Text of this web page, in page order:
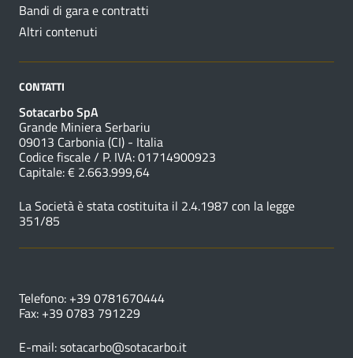
Bandi di gara e contratti
Altri contenuti
CONTATTI
Sotacarbo SpA
Grande Miniera Serbariu
09013 Carbonia (CI) - Italia
Codice fiscale / P. IVA: 01714900923
Capitale: € 2.663.999,64
La Società è stata costituita il 2.4.1987 con la legge
351/85
Telefono: +39 0781670444
Fax: +39 0783 791229
E-mail:sotacarbo@sotacarbo.it